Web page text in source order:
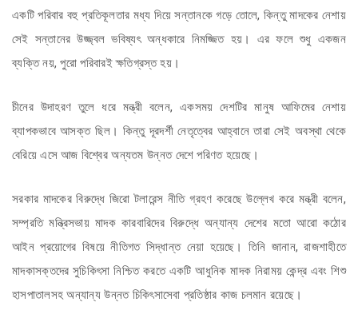
একটি পরিবার বহু প্রতিকূলতার মধ্য দিয়ে সন্তানকে গড়ে তোলে, কিন্তু মাদকের নেশায়
সেই সন্তানের উজ্জ্বল ভবিষ্যৎ অন্ধকারে নিমজ্জিত হয়। এর ফলে শুধু একজন
ব্যক্তি নয়, পুরো পরিবারই ক্ষতিগ্রস্ত হয়।
চীনের উদাহরণ তুলে ধরে মন্ত্রী বলেন, একসময় দেশটির মানুষ আফিমের নেশায়
ব্যাপকভাবে আসক্ত ছিল। কিন্তু দূরদর্শী নেতৃত্বের আহ্বানে তারা সেই অবস্থা থেকে
বেরিয়ে এসে আজ বিশ্বের অন্যতম উন্নত দেশে পরিণত হয়েছে।
সরকার মাদকের বিরুদ্ধে জিরো টলারেন্স নীতি গ্রহণ করেছে উল্লেখ করে মন্ত্রী বলেন,
সম্প্রতি মন্ত্রিসভায় মাদক কারবারিদের বিরুদ্ধে অন্যান্য দেশের মতো আরো কঠোর
আইন প্রয়োগের বিষয়ে নীতিগত সিদ্ধান্ত নেয়া হয়েছে। তিনি জানান, রাজশাহীতে
মাদকাসক্তদের সুচিকিৎসা নিশ্চিত করতে একটি আধুনিক মাদক নিরাময় কেন্দ্র এবং শিশু
হাসপাতালসহ অন্যান্য উন্নত চিকিৎসাসেবা প্রতিষ্ঠার কাজ চলমান রয়েছে।